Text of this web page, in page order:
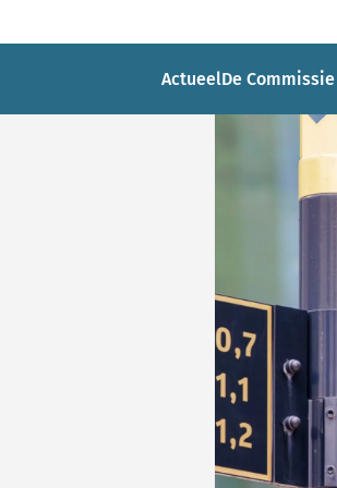
ActueelDe